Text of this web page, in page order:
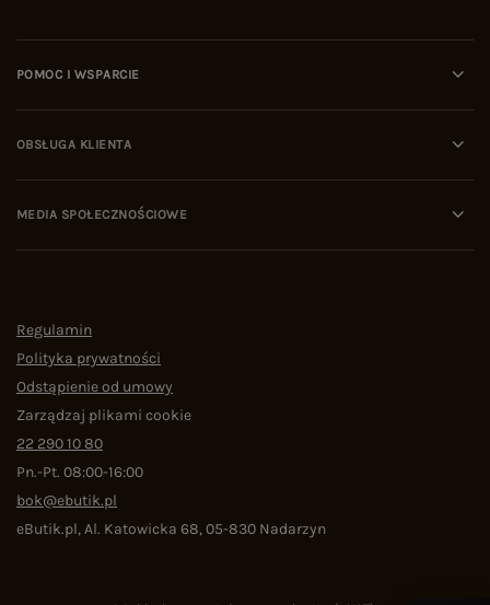
POMOC I WSPARCIE
OBSŁUGA KLIENTA
MEDIA SPOŁECZNOŚCIOWE
Regulamin
Polityka prywatności
Odstąpienie od umowy
Zarządzaj plikami cookie
22 290 10 80
Pn.-Pt. 08:00-16:00
bok@ebutik.pl
eButik.pl,Al. Katowicka 68,05-830 Nadarzyn